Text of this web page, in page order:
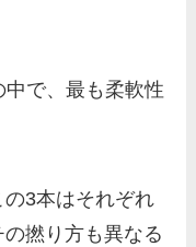
中で、最も柔軟性
3本はそれぞれ
撚り方も異なる